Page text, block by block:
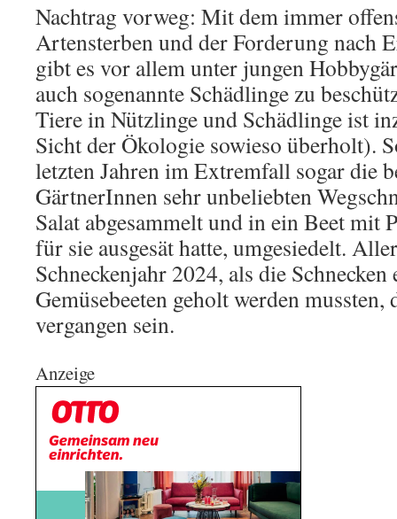
Nachtrag vorweg: Mit dem immer
Artensterben und der Forderung nach
gibt es vor allem unter jungen
auch sogenannte Schädlinge zu
Tiere in Nützlinge und Schädlinge ist
Sicht der Ökologie sowieso überholt).
letzten Jahren im Extremfall sogar die
GärtnerInnen sehr unbeliebten
Salat abgesammelt und in ein Beet mit
für sie ausgesät hatte, umgesiedelt.
Schneckenjahr 2024, als die Schnecken
Gemüsebeeten geholt werden mussten,
vergangen sein.
Anzeige